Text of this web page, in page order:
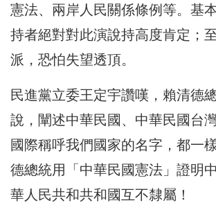
憲法、兩岸人民關係條例等。基
持者絕對對此演說持高度肯定；
派，恐怕失望透頂。
民進黨立委王定宇讚嘆，賴清德
說，闡述中華民國、中華民國台
國際稱呼我們國家的名字，都一
德總統用「中華民國憲法」證明
華人民共和共和國互不隸屬！